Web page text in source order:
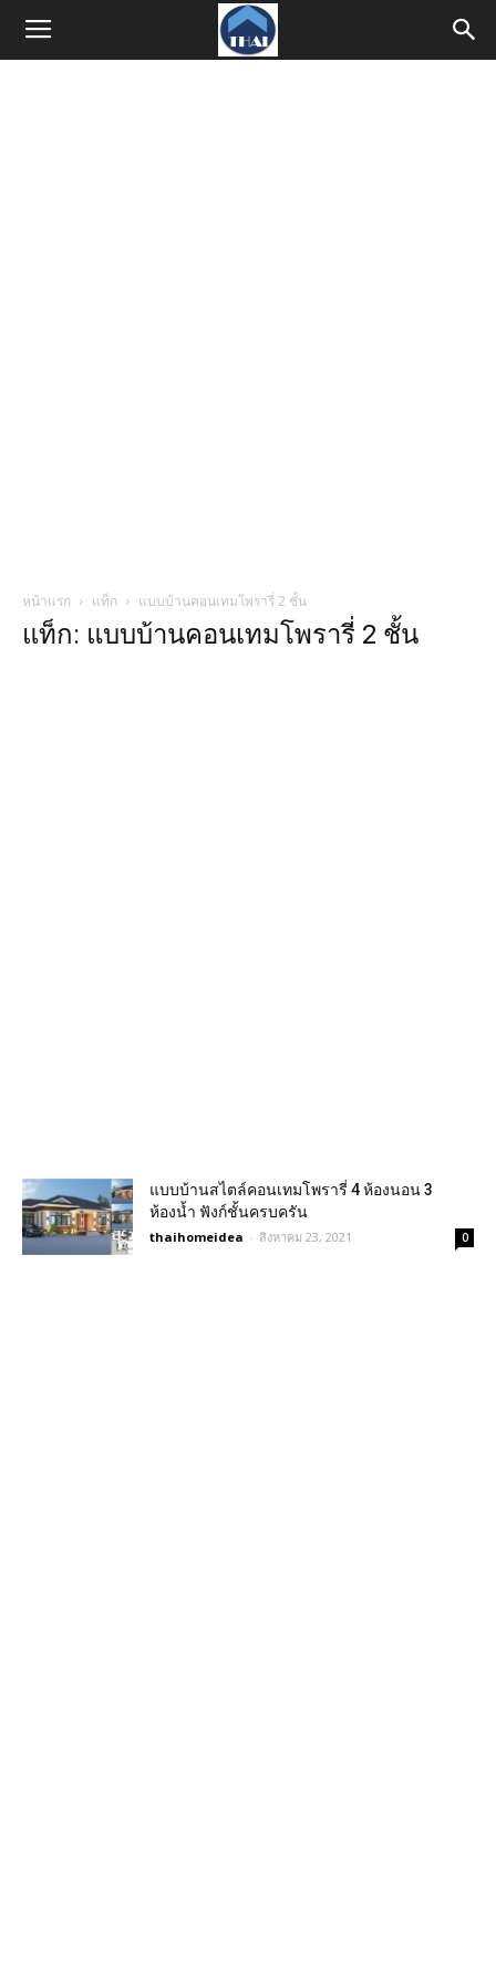
หน้าแรก แท็ก แบบบ้านคอนเทมโพรารี่ 2 ชั้น
แท็ก: แบบบ้านคอนเทมโพรารี่ 2 ชั้น
แบบบ้านสไตล์คอนเทมโพรารี่ 4 ห้องนอน 3
ห้องน้ำ ฟังก์ชั้นครบครัน
thaihomeidea - สิงหาคม 23, 2021 0